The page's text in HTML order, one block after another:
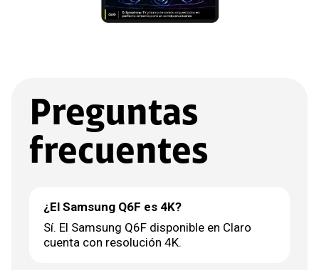
Preguntas
frecuentes
¿El Samsung Q6F es 4K?
Sí. El Samsung Q6F disponible en Claro
cuenta con resolución 4K.